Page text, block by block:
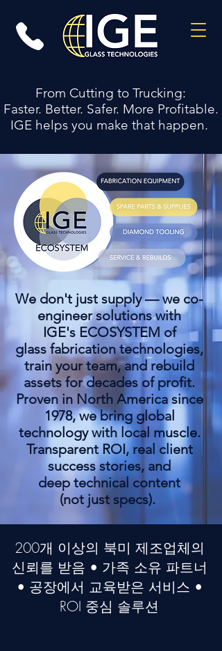
From Cutting to Trucking:
Faster. Better. Safer. More Profitable.
IGE helps you make that happen.
We don't just supply — we co-
engineer solutions with
IGE's ECOSYSTEM of
glass fabrication technologies,
train your team, and rebuild
assets for decades of profit.
Proven in North America since
1978, we bring global
technology with local muscle.
Transparent ROI, real client
success stories, and
deep technical content
(not just specs).
200개 이상의 북미 제조업체의
신뢰를 받음 • 가족 소유 파트너
• 공장에서 교육받은 서비스 •
ROI 중심 솔루션